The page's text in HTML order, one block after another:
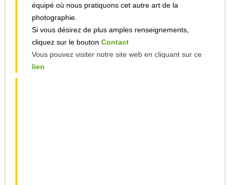
équipé où nous pratiquons cet autre art de la
photographie.
Si vous désirez de plus amples renseignements,
cliquez sur le bouton Contact
Vous pouvez visiter notre site web en cliquant sur ce
lien